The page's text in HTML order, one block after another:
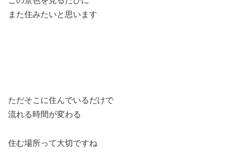
また住みたいと思います
ただそこに住んでいるだけで
流れる時間が変わる
住む場所って大切ですね